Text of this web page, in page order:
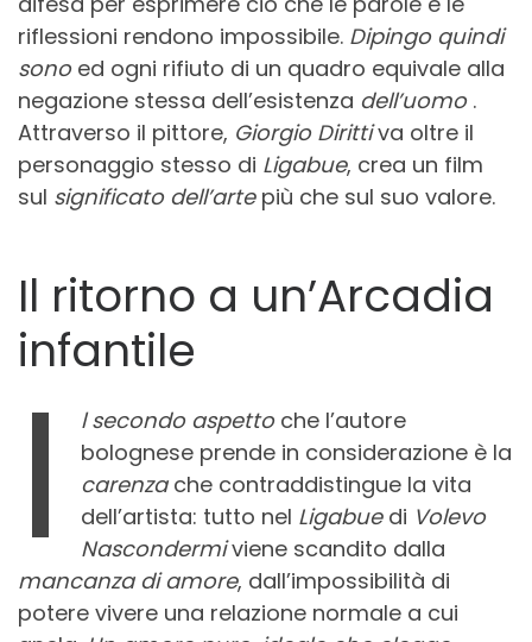
riflessioni rendono impossibile. Dipingo quindi
sonoed ogni rifiuto di un quadro equivale alla
negazione stessa dell’esistenza dell’uomo .
Attraverso il pittore, Giorgio Dirittiva oltre il
personaggio stesso di Ligabue, crea un film
sul significato dell’artepiù che sul suo valore.
Il ritorno a un’Arcadia
infantile
I l secondo aspettoche l’autore
bolognese prende in considerazione è la
carenzache contraddistingue la vita
dell’artista: tutto nel Ligabuedi Volevo
Nascondermiviene scandito dalla
mancanza di amore, dall’impossibilità di
potere vivere una relazione normale a cui